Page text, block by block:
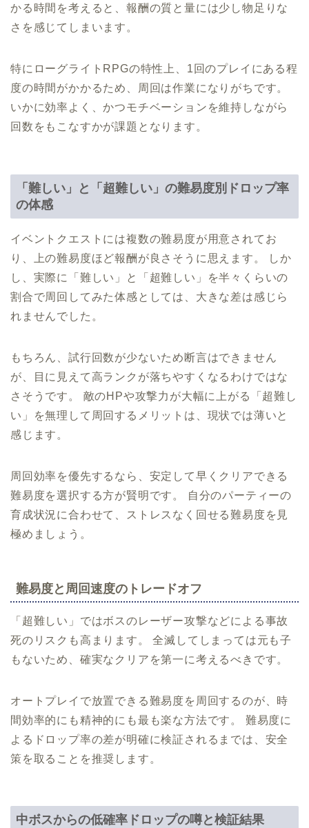
かる時間を考えると、報酬の質と量には少し物足りな
さを感じてしまいます。
特にローグライトRPGの特性上、1回のプレイにある程
度の時間がかかるため、周回は作業になりがちです。
いかに効率よく、かつモチベーションを維持しながら
回数をもこなすかが課題となります。
「難しい」と「超難しい」の難易度別ドロップ率
の体感
イベントクエストには複数の難易度が用意されてお
り、上の難易度ほど報酬が良さそうに思えます。 しか
し、実際に「難しい」と「超難しい」を半々くらいの
割合で周回してみた体感としては、大きな差は感じら
れませんでした。
もちろん、試行回数が少ないため断言はできません
が、目に見えて高ランクが落ちやすくなるわけではな
さそうです。 敵のHPや攻撃力が大幅に上がる「超難し
い」を無理して周回するメリットは、現状では薄いと
感じます。
周回効率を優先するなら、安定して早くクリアできる
難易度を選択する方が賢明です。 自分のパーティーの
育成状況に合わせて、ストレスなく回せる難易度を見
極めましょう。
難易度と周回速度のトレードオフ
「超難しい」ではボスのレーザー攻撃などによる事故
死のリスクも高まります。 全滅してしまっては元も子
もないため、確実なクリアを第一に考えるべきです。
オートプレイで放置できる難易度を周回するのが、時
間効率的にも精神的にも最も楽な方法です。 難易度に
よるドロップ率の差が明確に検証されるまでは、安全
策を取ることを推奨します。
中ボスからの低確率ドロップの噂と検証結果